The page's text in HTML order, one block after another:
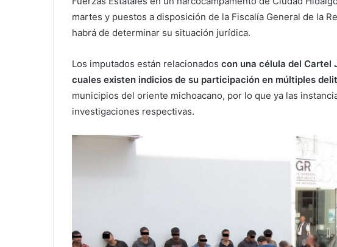
martes y puestos a disposición de la Fiscalía General de la
habrá de determinar su situación jurídica.
Los imputados están relacionados con una célula del Cartel
cuales existen indicios de su participación en múltiples
municipios del oriente michoacano, por lo que ya las
investigaciones respectivas.